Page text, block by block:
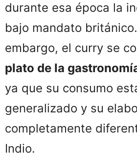
durante esa época la
bajo mandato
embargo, el curry se
plato de la
ya que su consumo
generalizado y su
completamente
Indio.